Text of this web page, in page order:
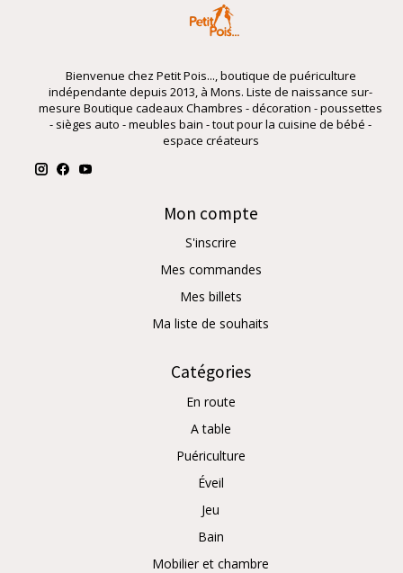
Bienvenue chez Petit Pois..., boutique de puériculture
indépendante depuis 2013, à Mons. Liste de naissance sur-
mesure Boutique cadeaux Chambres - décoration - poussettes
- sièges auto - meubles bain - tout pour la cuisine de bébé -
espace créateurs
Mon compte
S'inscrire
Mes commandes
Mes billets
Ma liste de souhaits
Catégories
En route
A table
Puériculture
Éveil
Jeu
Bain
Mobilier et chambre